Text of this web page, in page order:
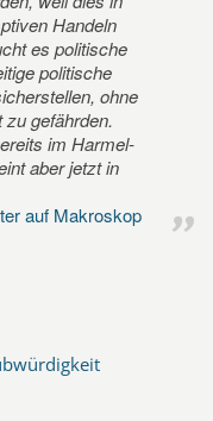
Handeln
es politische
politische
ohne
zu gefährden.
im Harmel-
aber jetzt in
auf Makroskop